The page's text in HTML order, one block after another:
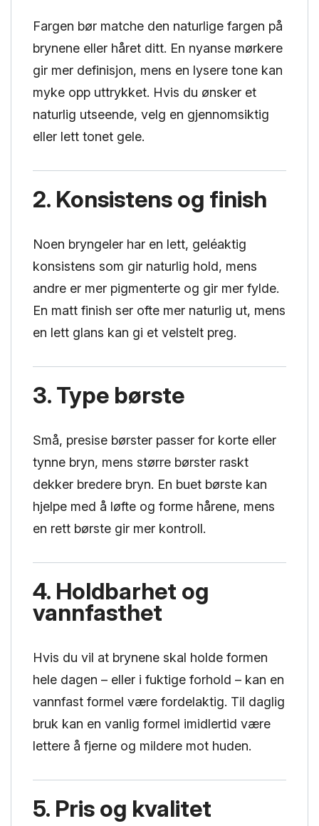
Fargen bør matche den naturlige fargen på
brynene eller håret ditt. En nyanse mørkere
gir mer definisjon, mens en lysere tone kan
myke opp uttrykket. Hvis du ønsker et
naturlig utseende, velg en gjennomsiktig
eller lett tonet gele.
2. Konsistens og finish
Noen bryngeler har en lett, geléaktig
konsistens som gir naturlig hold, mens
andre er mer pigmenterte og gir mer fylde.
En matt finish ser ofte mer naturlig ut, mens
en lett glans kan gi et velstelt preg.
3. Type børste
Små, presise børster passer for korte eller
tynne bryn, mens større børster raskt
dekker bredere bryn. En buet børste kan
hjelpe med å løfte og forme hårene, mens
en rett børste gir mer kontroll.
4. Holdbarhet og
vannfasthet
Hvis du vil at brynene skal holde formen
hele dagen – eller i fuktige forhold – kan en
vannfast formel være fordelaktig. Til daglig
bruk kan en vanlig formel imidlertid være
lettere å fjerne og mildere mot huden.
5. Pris og kvalitet